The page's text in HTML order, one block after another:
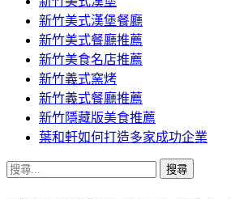
新竹美式漢堡餐廳
新竹美式餐廳推薦
新竹美食名店推薦
新竹義式窯烤
新竹義式餐廳推薦
新竹隱藏版美食推薦
葉和軒如何打造多家成功企業
搜